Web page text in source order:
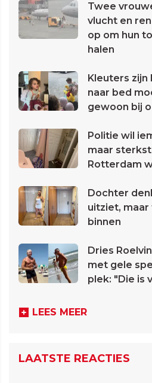
Twee
vlucht en
op om hun
halen
Kleuters
naar bed
gewoon bij
Politie wil
maar
Rotterdam
Dochter
uitziet,
binnen
Dries
met gele
plek: "Die is
LEES MEER
LAATSTE REACTIES